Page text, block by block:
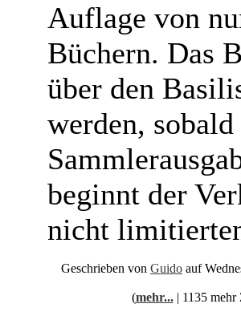
Auflage von
Büchern. Das
über den
werden,
beginnt der
nicht
Geschrieben von Guido auf
(mehr...| 1135 mehr